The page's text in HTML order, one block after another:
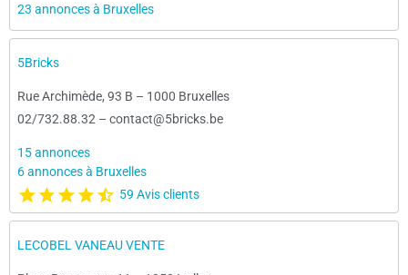
23 annonces à Bruxelles
5Bricks
Rue Archimède, 93 B – 1000 Bruxelles
02/732.88.32 – contact@5bricks.be
15 annonces
6 annonces à Bruxelles
59 Avis clients
LECOBEL VANEAU VENTE